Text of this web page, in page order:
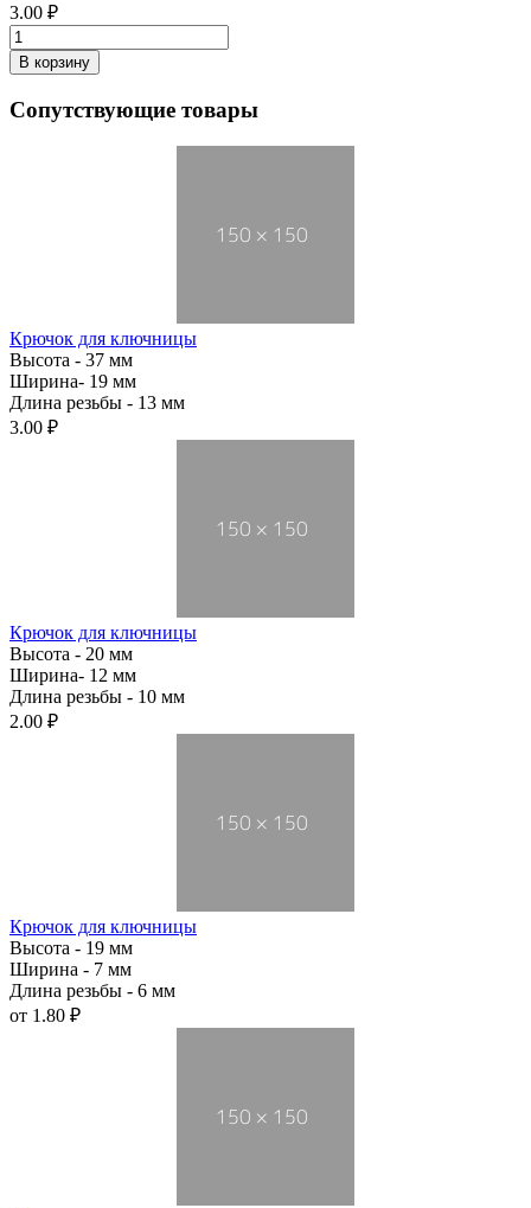
3.00 ₽
Сопутствующие товары
Крючок для ключницы
Высота - 37 мм
Ширина- 19 мм
Длина резьбы - 13 мм
3.00 ₽
Крючок для ключницы
Высота - 20 мм
Ширина- 12 мм
Длина резьбы - 10 мм
2.00 ₽
Крючок для ключницы
Высота - 19 мм
Ширина - 7 мм
Длина резьбы - 6 мм
от 1.80 ₽